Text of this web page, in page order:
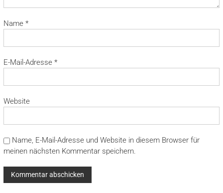
Name *
E-Mail-Adresse *
Website
Name, E-Mail-Adresse und Website in diesem Browser für
meinen nächsten Kommentar speichern.